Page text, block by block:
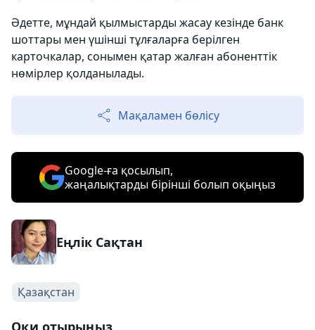
Әдетте, мұндай қылмыстарды жасау кезінде банк
шоттары мен үшінші тұлғаларға берілген
карточкалар, сонымен қатар жалған абоненттік
нөмірлер қолданылады.
Мақаламен бөлісу
Google-ға қосылып,
жаңалықтарды бірінші болып оқыңыз
Еңлік Сақтан
Қазақстан
Оқи отырыңыз